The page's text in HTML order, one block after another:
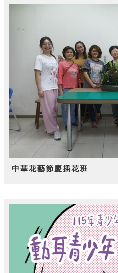
中華花藝節慶插花班